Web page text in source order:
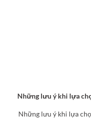
Những lưu ý khi lựa
Những lưu ý khi lựa